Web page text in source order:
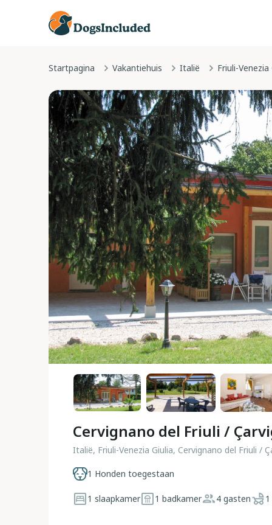
Startpagina Vakantiehuis Italië Friuli-Venezia
Cervignano del Friuli /
Italië, Friuli-Venezia Giulia, Cervignano del Friuli /
1 Honden toegestaan
1 slaapkamer 1 badkamer 4 gasten